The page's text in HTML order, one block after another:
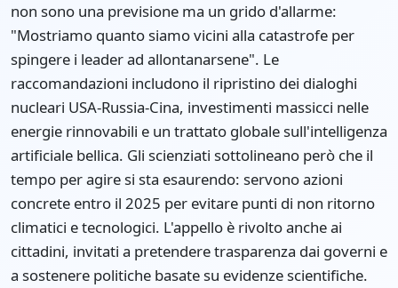
non sono una previsione ma un grido d'allarme:
"Mostriamo quanto siamo vicini alla catastrofe per
spingere i leader ad allontanarsene". Le
raccomandazioni includono il ripristino dei dialoghi
nucleari USA-Russia-Cina, investimenti massicci nelle
energie rinnovabili e un trattato globale sull'intelligenza
artificiale bellica. Gli scienziati sottolineano però che il
tempo per agire si sta esaurendo: servono azioni
concrete entro il 2025 per evitare punti di non ritorno
climatici e tecnologici. L'appello è rivolto anche ai
cittadini, invitati a pretendere trasparenza dai governi e
a sostenere politiche basate su evidenze scientifiche.